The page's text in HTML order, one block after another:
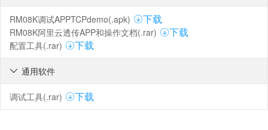
RM08K调试APPTCPdemo(.apk) 下载
RM08K阿里云透传APP和操作文档(.rar) 下载
配置工具(.rar) 下载
通用软件

调试工具(.rar) 下载